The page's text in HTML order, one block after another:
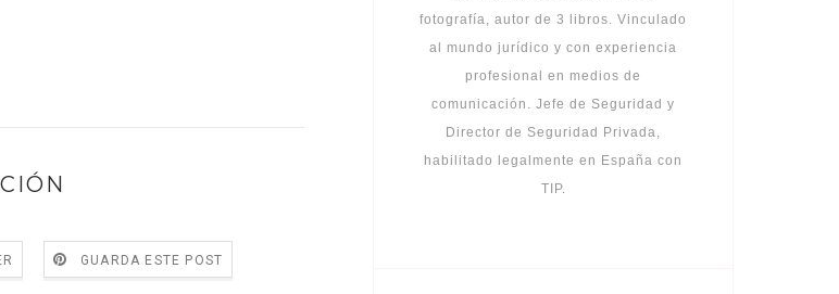
GUARDA ESTE POST
fotografía, autor de 3 libros. Vinculado
al mundo jurídico y con experiencia
profesional en medios de
comunicación. Jefe de Seguridad y
Director de Seguridad Privada,
habilitado legalmente en España con
TIP.